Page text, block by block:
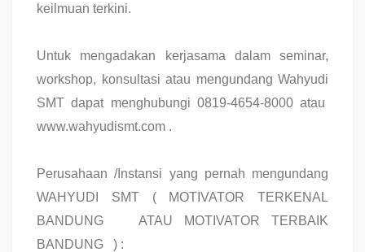
keilmuan terkini.
Untuk mengadakan kerjasama dalam seminar,
workshop, konsultasi atau mengundang Wahyudi
SMT dapat menghubungi 0819-4654-8000 atau
www.wahyudismt.com .
Perusahaan /Instansi yang pernah mengundang
WAHYUDI SMT ( MOTIVATOR TERKENAL
BANDUNG ATAU MOTIVATOR TERBAIK
BANDUNG ) :